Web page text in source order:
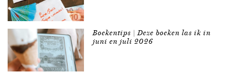
Boekentips | Deze boeken las ik in
juni en juli 2026